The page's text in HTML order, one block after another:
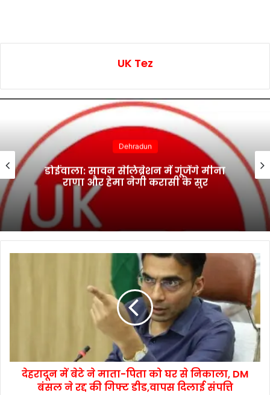
UK Tez
Dehradun
डोईवाला: सावन सेलिब्रेशन में गूंजेंगे मीना
राणा और हेमा नेगी करासी के सुर
देहरादून में बेटे ने माता-पिता को घर से निकाला, DM
बंसल ने रद्द की गिफ्ट डीड,वापस दिलाई संपत्ति